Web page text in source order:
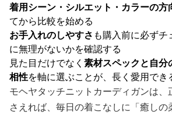
着用シーン・シルエット・カラーの方
てから比較を始める
お手入れのしやすさ も購入前に必ず
に無理がないかを確認する
見た目だけでなく 素材スペックと自分
相性を軸に選ぶことが、長く愛用でき
モヘヤタッチニットカーディガンは、
さえれば、毎日の着こなしに「癒しの